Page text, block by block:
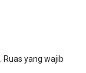
Ruas yang wajib